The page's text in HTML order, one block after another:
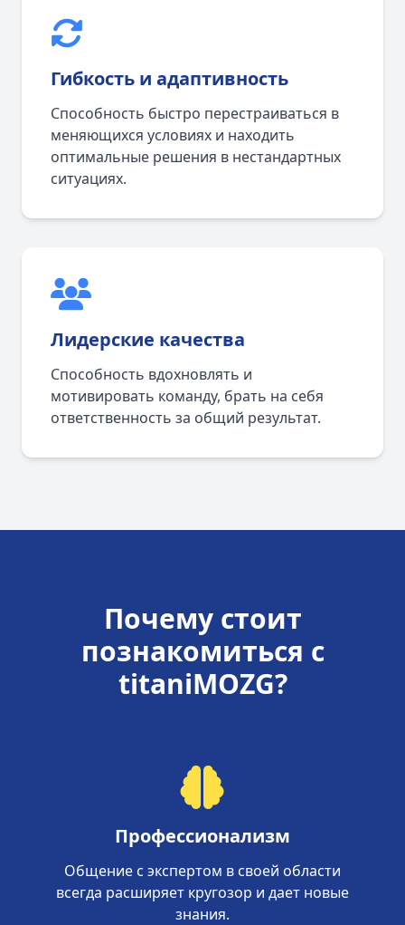
Гибкость и адаптивность
Способность быстро перестраиваться в
меняющихся условиях и находить
оптимальные решения в нестандартных
ситуациях.
Лидерские качества
Способность вдохновлять и
мотивировать команду, брать на себя
ответственность за общий результат.
Почему стоит
познакомиться с
titaniMOZG?
Профессионализм
Общение с экспертом в своей области
всегда расширяет кругозор и дает новые
знания.